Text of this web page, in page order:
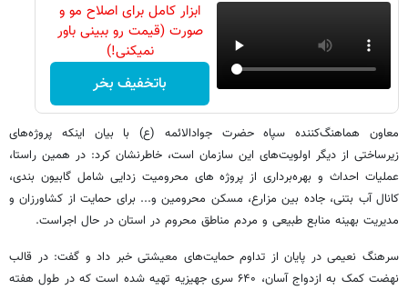
ابزار کامل برای اصلاح مو و
صورت (قیمت رو ببینی باور
نمیکنی!)
باتخفیف بخر
معاون هماهنگ‌کننده سپاه حضرت جوادالائمه (ع) با بیان اینکه پروژه‌های
زیرساختی از دیگر اولویت‌های این سازمان است، خاطرنشان کرد: در همین راستا،
عملیات احداث و بهره‌برداری از پروژه های محرومیت زدایی شامل گابیون بندی،
کانال آب بتنی، جاده بین مزارع، مسکن محرومین و... برای حمایت از کشاورزان و
مدیریت بهینه منابع طبیعی و مردم مناطق محروم در استان در حال اجراست.
سرهنگ نعیمی در پایان از تداوم حمایت‌های معیشتی خبر داد و گفت: در قالب
نهضت کمک به ازدواج آسان، ۶۴۰ سری جهیزیه تهیه شده است که در طول هفته